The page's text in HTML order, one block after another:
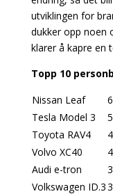
utviklingen for
dukker opp noen
klarer å kapre en
Topp 10
Nissan Leaf
Tesla Model 3
Toyota RAV4
Volvo XC40
Audi e-tron
Volkswagen ID.3